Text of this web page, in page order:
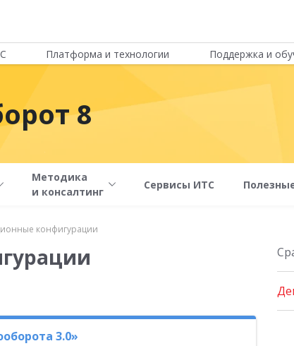
Платформа и технологии Поддержка и
8
Методика
и консалтинг
Сервисы ИТС
конфигурации
3.0»